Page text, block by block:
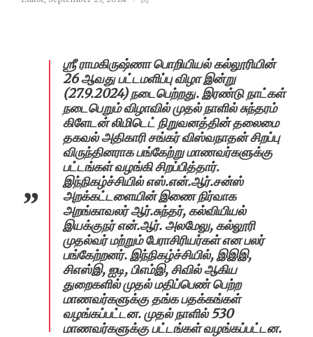
‌‌ஶ்ரீ ராமகிருஷ்ணா பொறியியல் கல்லூரியின்
26 ஆவது பட்டமளிப்பு விழா இன்று
(27.9.2024) நடைபெற்றது. இரண்டு நாட்கள்
நடைபெறும் விழாவில் முதல் நாளில் சுந்தரம்
கிளேடன் லிமிடெட் நிறுவனத்தின் தலைமை
தகவல் அதிகாரி சங்கர் விஸ்வநாதன் சிறப்பு
விருந்தினராக பங்கேற்று மாணவர்களுக்கு
பட்டங்கள் வழங்கி சிறப்பித்தார்.
இந்நிகழ்ச்சியில் எஸ்.என்.ஆர்.சன்ஸ்
அறக்கட்டளையின் இணை நிர்வாக
அறங்காவலர் ஆர்.சுந்தர், கல்வியியல்
இயக்குநர் என்.ஆர். அலமேலு, கல்லூரி
முதல்வர் மற்றும் பேராசிரியர்கள் என பலர்
பங்கேற்றனர். இந்நிகழ்ச்சியில், இஇஇ,
சிஎஸ்இ, ஐடி, பிஎம்இ, சிவில் ஆகிய
துறைகளில் முதல் மதிப்பெண் பெற்ற
மாணவர்களுக்கு தங்க பதக்கங்கள்
வழங்கப்பட்டன. முதல் நாளில் 530
மாணவர்களுக்கு பட்டங்கள் வழங்கப்பட்டன.